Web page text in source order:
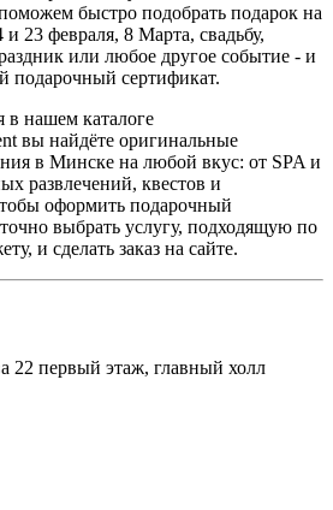
быстро подобрать подарок на
23 февраля, 8 Марта, свадьбу,
или любое другое событие - и
подарочный сертификат.
в нашем каталоге
вы найдёте оригинальные
в Минске на любой вкус: от SPA и
развлечений, квестов и
оформить подарочный
выбрать услугу, подходящую по
и сделать заказ на сайте.
22 первый этаж, главный холл